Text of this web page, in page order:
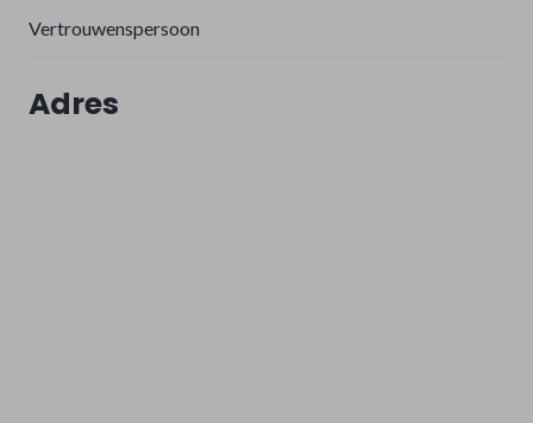
Vertrouwenspersoon
Adres